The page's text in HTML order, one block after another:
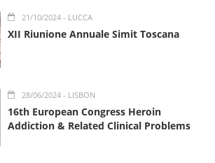
21/10/2024 - LUCCA
XII Riunione Annuale Simit Toscana
28/06/2024 - LISBON
16th European Congress Heroin
Addiction & Related Clinical Problems